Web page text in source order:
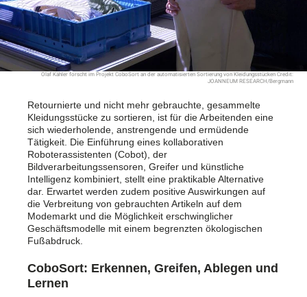
Olaf Kähler forscht im Projekt CoboSort an der automatisierten Sortierung von Kleidungsstücken Credit:
JOANNEUM RESEARCH/Bergmann
Retournierte und nicht mehr gebrauchte, gesammelte
Kleidungsstücke zu sortieren, ist für die Arbeitenden eine
sich wiederholende, anstrengende und ermüdende
Tätigkeit. Die Einführung eines kollaborativen
Roboterassistenten (Cobot), der
Bildverarbeitungssensoren, Greifer und künstliche
Intelligenz kombiniert, stellt eine praktikable Alternative
dar. Erwartet werden zudem positive Auswirkungen auf
die Verbreitung von gebrauchten Artikeln auf dem
Modemarkt und die Möglichkeit erschwinglicher
Geschäftsmodelle mit einem begrenzten ökologischen
Fußabdruck.
CoboSort: Erkennen, Greifen, Ablegen und
Lernen